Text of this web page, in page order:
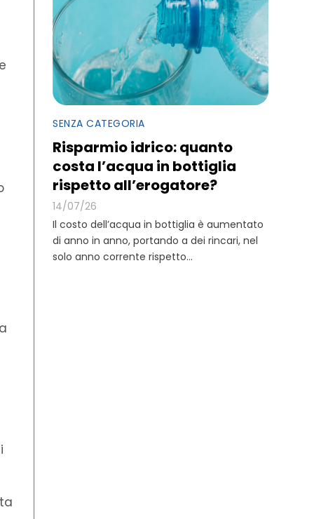
SENZA CATEGORIA
Risparmio idrico: quanto
costa l’acqua in bottiglia
rispetto all’erogatore?
14/07/26
Il costo dell’acqua in bottiglia è aumentato
di anno in anno, portando a dei rincari, nel
solo anno corrente rispetto...